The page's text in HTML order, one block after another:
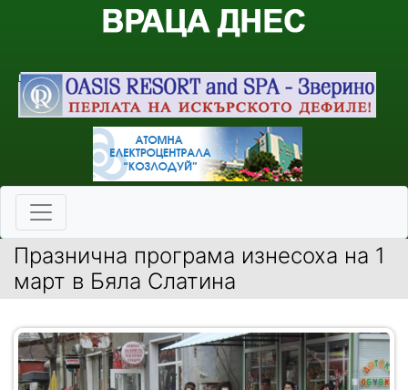
Празнична програма изнесоха на 1
март в Бяла Слатина